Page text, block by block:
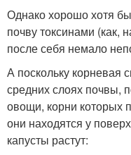
Однако хорошо хотя бы
почву токсинами (как,
после себя немало
А поскольку корневая
средних слоях почвы,
овощи, корни которых
они находятся у
капусты растут: